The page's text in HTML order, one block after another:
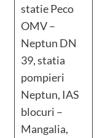
statie Peco
OMV –
Neptun DN
39, statia
pompieri
Neptun, IAS
blocuri –
Mangalia,